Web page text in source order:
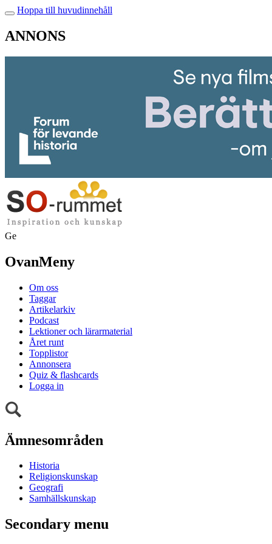
Hoppa till huvudinnehåll
ANNONS
Ge
OvanMeny
Om oss
Taggar
Artikelarkiv
Podcast
Lektioner och lärarmaterial
Året runt
Topplistor
Annonsera
Quiz & flashcards
Logga in
Ämnesområden
Historia
Religionskunskap
Geografi
Samhällskunskap
Secondary menu